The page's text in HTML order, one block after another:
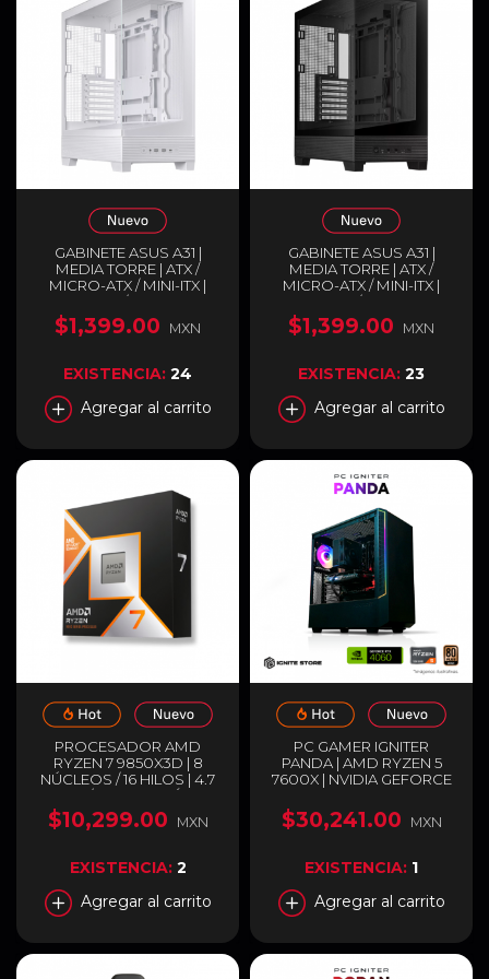
GABINETE ASUS A31 |
MEDIA TORRE | ATX /
MICRO-ATX / MINI-ITX |
USB-C 3.2 / USB-A 3.2 |
DISEÑO PANORÁMICO
CON DOBLE CRISTAL
A31/WT/TG
$1,399.00 MXN
EXISTENCIA: 24
Agregar al carrito
GABINETE ASUS A31 |
MEDIA TORRE | ATX /
MICRO-ATX / MINI-ITX |
USB-C 3.2 / USB-A 3.2 |
DISEÑO PANORÁMICO
CON DOBLE CRISTAL
A31/BK/TG
$1,399.00 MXN
EXISTENCIA: 23
Agregar al carrito
PROCESADOR AMD
RYZEN 7 9850X3D | 8
NÚCLEOS / 16 HILOS | 4.7
GHZ / 5.6 GHZ (MÁX) |
SOCKET AM5 | 96MB
CACHÉ L3 | AMD RADEON
DISIPADOR | 100-
100001973WOF
$10,299.00 MXN
EXISTENCIA: 2
Agregar al carrito
PC GAMER IGNITER
PANDA | AMD RYZEN 5
7600X | NVIDIA GEFORCE
RAM DDR5 | SSD 1TB M.2 |
ENTREGA INMEDIATA
$30,241.00 MXN
EXISTENCIA: 1
Agregar al carrito